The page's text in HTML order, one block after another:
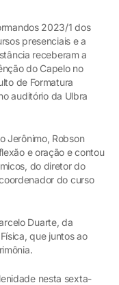
2023/1 dos
presenciais e a
receberam a
do Capelo no
de Formatura
auditório da Ulbra
Jerônimo, Robson
e oração e contou
do diretor do
do curso
Duarte, da
que juntos ao
nesta sexta-